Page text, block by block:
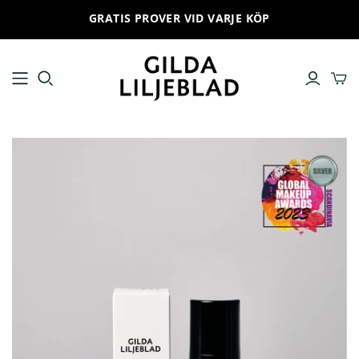
GRATIS PROVER VID VARJE KÖP
ALLA PRODUKTER
Ansiktsrengöring
HUDVÅRDSRUTIN
No 2 Hydrate and prepare
No 3 Boost and infuse
No 4 Give special care
No 5 Provide and protect
No 6 Treat and improve